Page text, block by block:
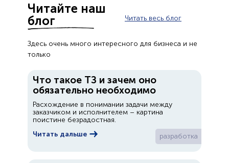
Читать весь блог
Читайте наш
блог
Здесь очень много интересного для бизнеса и не
только
Что такое ТЗ и зачем оно
обязательно необходимо
Расхождение в понимании задачи между
заказчиком и исполнителем – картина
поистине безрадостная.
Читать дальше
разработка